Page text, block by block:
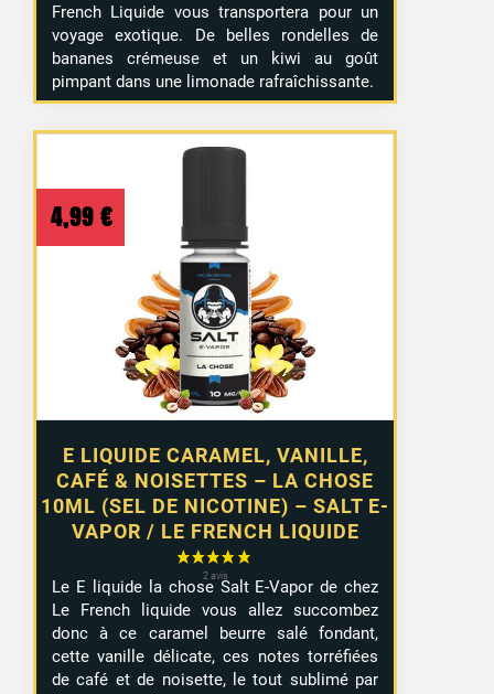
French Liquide vous transportera pour un
voyage exotique. De belles rondelles de
bananes crémeuse et un kiwi au goût
pimpant dans une limonade rafraîchissante.
E LIQUIDE CARAMEL, VANILLE,
CAFÉ & NOISETTES – LA CHOSE
10ML (SEL DE NICOTINE) – SALT E-
VAPOR / LE FRENCH LIQUIDE
4,99 €
Le E liquide la chose Salt E-Vapor de chez
Le French liquide vous allez succombez
donc à ce caramel beurre salé fondant,
cette vanille délicate, ces notes torréfiées
de café et de noisette, le tout sublimé par